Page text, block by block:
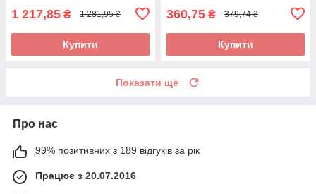
1 217,85 ₴ 1 281,95 ₴
Купити
360,75 ₴ 379,74 ₴
Купити
Показати ще
Про нас
99% позитивних з 189 відгуків за рік
Працює з 20.07.2016